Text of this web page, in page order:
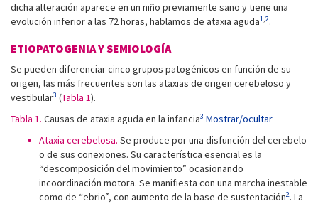
dicha alteración aparece en un niño previamente sano y tiene una
evolución inferior a las 72 horas, hablamos de ataxia aguda1,2.
ETIOPATOGENIA Y SEMIOLOGÍA
Se pueden diferenciar cinco grupos patogénicos en función de su
origen, las más frecuentes son las ataxias de origen cerebeloso y
vestibular3 (Tabla 1).
Tabla 1. Causas de ataxia aguda en la infancia3 Mostrar/ocultar
Ataxia cerebelosa. Se produce por una disfunción del cerebelo
o de sus conexiones. Su característica esencial es la
“descomposición del movimiento” ocasionando
incoordinación motora. Se manifiesta con una marcha inestable
como de “ebrio”, con aumento de la base de sustentación2. La